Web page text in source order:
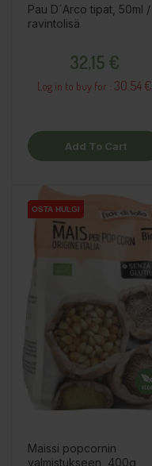
Pau D´Arco tipat, 50ml /
ravintolisä
32,15 €
Log in to buy for : 30.54 €
Add To Cart
OSTA HULGI
OSTA HULGI
OSTA HULGI
Maissi popcornin
valmistukseen, 400g